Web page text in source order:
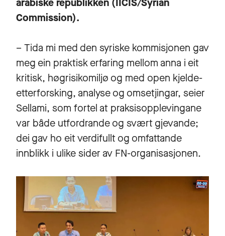
Commission).
– Tida mi med den syriske kommisjonen gav
meg ein praktisk erfaring mellom anna i eit
kritisk, høgrisikomiljø og med open kjelde-
etterforsking, analyse og omsetjingar, seier
Sellami, som fortel at praksisopplevingane
var både utfordrande og svært gjevande;
dei gav ho eit verdifullt og omfattande
innblikk i ulike sider av FN-organisasjonen.